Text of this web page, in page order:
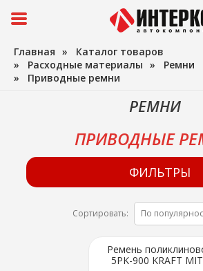
Главная » Каталог товаров
» Расходные материалы » Ремни
» Приводные ремни
РЕМНИ
ПРИВОДНЫЕ
ФИЛЬТРЫ
Сортировать:
Ремень
5PK-900 KRAFT